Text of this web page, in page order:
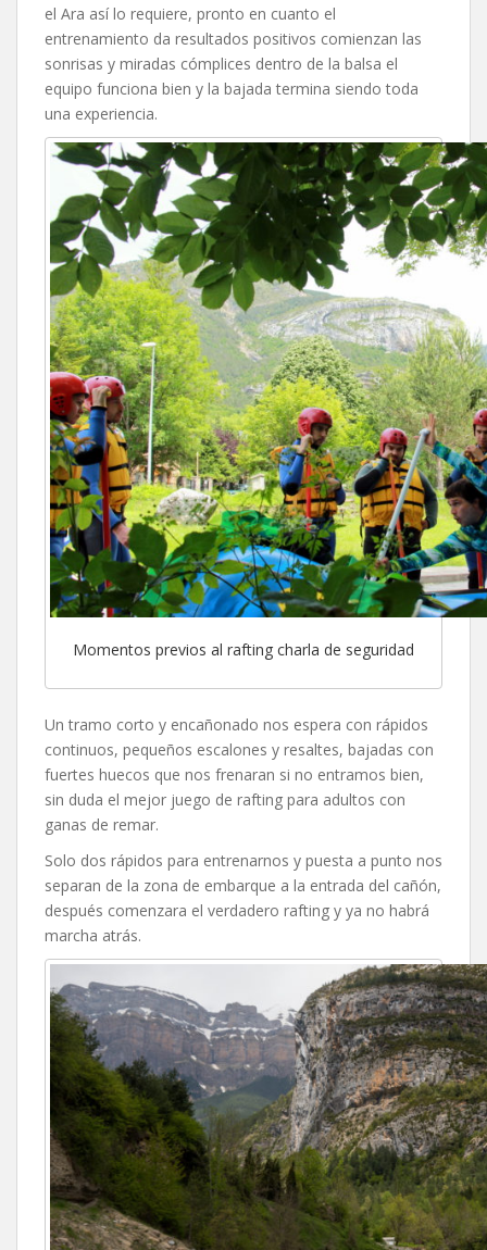
el Ara así lo requiere, pronto en cuanto el
entrenamiento da resultados positivos comienzan las
sonrisas y miradas cómplices dentro de la balsa el
equipo funciona bien y la bajada termina siendo toda
una experiencia.
Momentos previos al rafting charla de seguridad
Un tramo corto y encañonado nos espera con rápidos
continuos, pequeños escalones y resaltes, bajadas con
fuertes huecos que nos frenaran si no entramos bien,
sin duda el mejor juego de rafting para adultos con
ganas de remar.
Solo dos rápidos para entrenarnos y puesta a punto nos
separan de la zona de embarque a la entrada del cañón,
después comenzara el verdadero rafting y ya no habrá
marcha atrás.